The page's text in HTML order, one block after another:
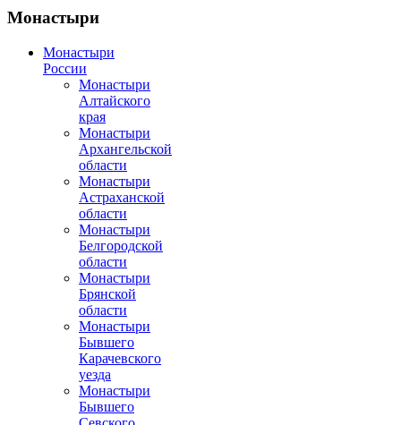
Монастыри
Монастыри
России
Монастыри
Алтайского
края
Монастыри
Архангельской
области
Монастыри
Астраханской
области
Монастыри
Белгородской
области
Монастыри
Брянской
области
Монастыри
Бывшего
Карачевского
уезда
Монастыри
Бывшего